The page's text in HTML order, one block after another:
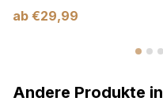
ab €29,99
Andere Produkte in